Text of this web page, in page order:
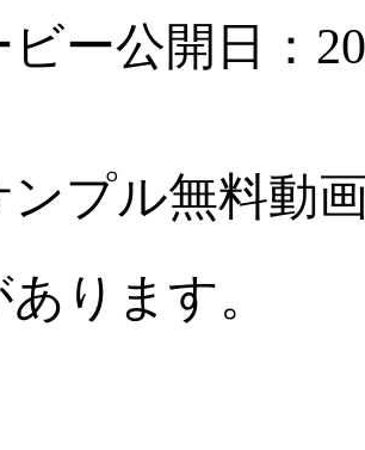
ー公開日：
プル無料動
ります。